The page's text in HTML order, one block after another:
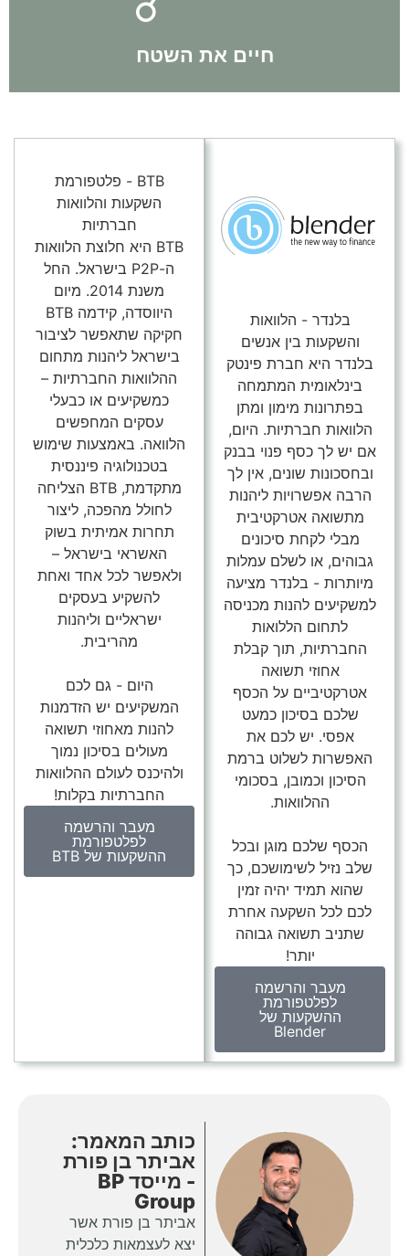
חיים את השטח
הצוות שלנו חי את השטח באופן קבוע. אנחנו מבצעים עסקאות
בלנדר - הלוואות
והשקעות בין אנשים
בלנדר היא חברת פינטק
בינלאומית המתמחה
בפתרונות מימון ומתן
הלוואות חברתיות. היום,
אם יש לך כסף פנוי בבנק
ובחסכונות שונים, אין לך
הרבה אפשרויות ליהנות
מתשואה אטרקטיבית
מבלי לקחת סיכונים
גבוהים, או לשלם עמלות
מיותרות - בלנדר מציעה
למשקיעים להנות מכניסה
לתחום הללואות
החברתיות, תוך קבלת
אחוזי תשואה
אטרקטיביים על הכסף
שלכם בסיכון כמעט
אפסי. יש לכם את
האפשרות לשלוט ברמת
הסיכון וכמובן, בסכומי
ההלוואות.
הכסף שלכם מוגן ובכל
שלב נזיל לשימושכם, כך
שהוא תמיד יהיה זמין
לכם לכל השקעה אחרת
שתניב תשואה גבוהה
יותר!
מעבר והרשמה
לפלטפורמת
ההשקעות של
Blender
BTB - פלטפורמת
השקעות והלוואות
חברתיות
BTB היא חלוצת הלוואות
ה-P2P בישראל. החל
משנת 2014. מיום
היווסדה, קידמה BTB
חקיקה שתאפשר לציבור
בישראל ליהנות מתחום
ההלוואות החברתיות –
כמשקיעים או כבעלי
עסקים המחפשים
הלוואה. באמצעות שימוש
בטכנולוגיה פיננסית
מתקדמת, BTB הצליחה
לחולל מהפכה, ליצור
תחרות אמיתית בשוק
האשראי בישראל –
ולאפשר לכל אחד ואחת
להשקיע בעסקים
ישראליים וליהנות
מהריבית.
היום - גם לכם
המשקיעים יש הזדמנות
להנות מאחוזי תשואה
מעולים בסיכון נמוך
ולהיכנס לעולם ההלוואות
החברתיות בקלות!
מעבר והרשמה
לפלטפורמת
ההשקעות של BTB
כותב המאמר:
אביתר בן פורת
- מייסד BP
Group
אביתר בן פורת אשר
יצא לעצמאות כלכלית